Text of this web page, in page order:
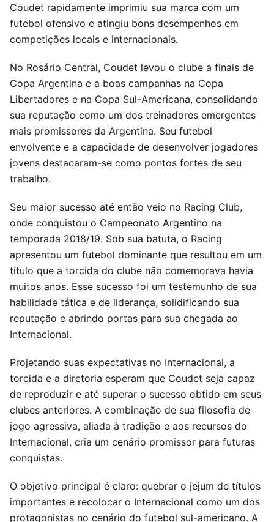
Coudet rapidamente imprimiu sua marca com um
futebol ofensivo e atingiu bons desempenhos em
competições locais e internacionais.
No Rosário Central, Coudet levou o clube a finais de
Copa Argentina e a boas campanhas na Copa
Libertadores e na Copa Sul-Americana, consolidando
sua reputação como um dos treinadores emergentes
mais promissores da Argentina. Seu futebol
envolvente e a capacidade de desenvolver jogadores
jovens destacaram-se como pontos fortes de seu
trabalho.
Seu maior sucesso até então veio no Racing Club,
onde conquistou o Campeonato Argentino na
temporada 2018/19. Sob sua batuta, o Racing
apresentou um futebol dominante que resultou em um
título que a torcida do clube não comemorava havia
muitos anos. Esse sucesso foi um testemunho de sua
habilidade tática e de liderança, solidificando sua
reputação e abrindo portas para sua chegada ao
Internacional.
Projetando suas expectativas no Internacional, a
torcida e a diretoria esperam que Coudet seja capaz
de reproduzir e até superar o sucesso obtido em seus
clubes anteriores. A combinação de sua filosofia de
jogo agressiva, aliada à tradição e aos recursos do
Internacional, cria um cenário promissor para futuras
conquistas.
O objetivo principal é claro: quebrar o jejum de títulos
importantes e recolocar o Internacional como um dos
protagonistas no cenário do futebol sul-americano. A